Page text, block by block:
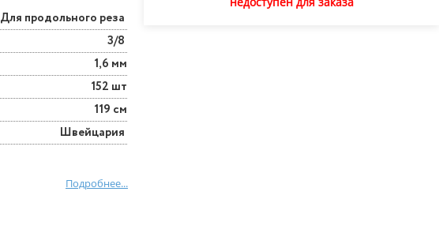
Для продольного реза
3/8
1,6 мм
152 шт
119 см
Швейцария
Подробнее...